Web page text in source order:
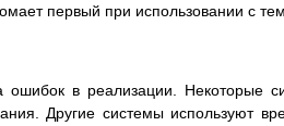
первый при использовании с
ошибок в реализации. Некоторые
Другие системы используют